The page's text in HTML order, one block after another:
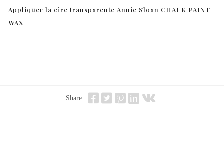
Appliquer la cire transparente Annie Sloan CHALK PAINT
WAX
Share: